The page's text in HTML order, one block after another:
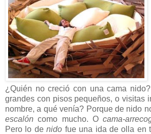
¿Quién no creció con una cama
grandes con pisos pequeños, o visitas
nombre, a qué venía? Porque de nido
escalón como mucho. Ocama-
Pero lo denido fue una ida de olla en